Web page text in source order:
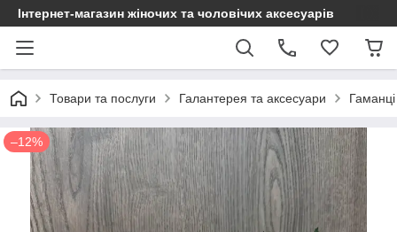
Інтернет-магазин жіночих та чоловічих аксесуарів
Товари та послуги Галантерея та аксесуари
–12%